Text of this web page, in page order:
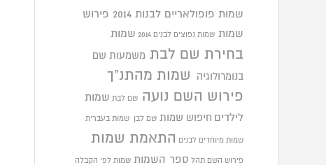
שמות פופולאריים לבנות 2014 פירוש
שמות שמות נפוצים לבנים 2014 שמות
בחירת שם לבת משמעות שם
בנומרולוגיה
שמות מהתנ"ך
פירוש השם נועה
שם לבת שמות
לילדים חיפוש שמות שם לבן שמות בעברית
שמות מיוחדים לבנים התאמת שמות
פירוש השם תהל ספר השמות שמות לפי הקבלה